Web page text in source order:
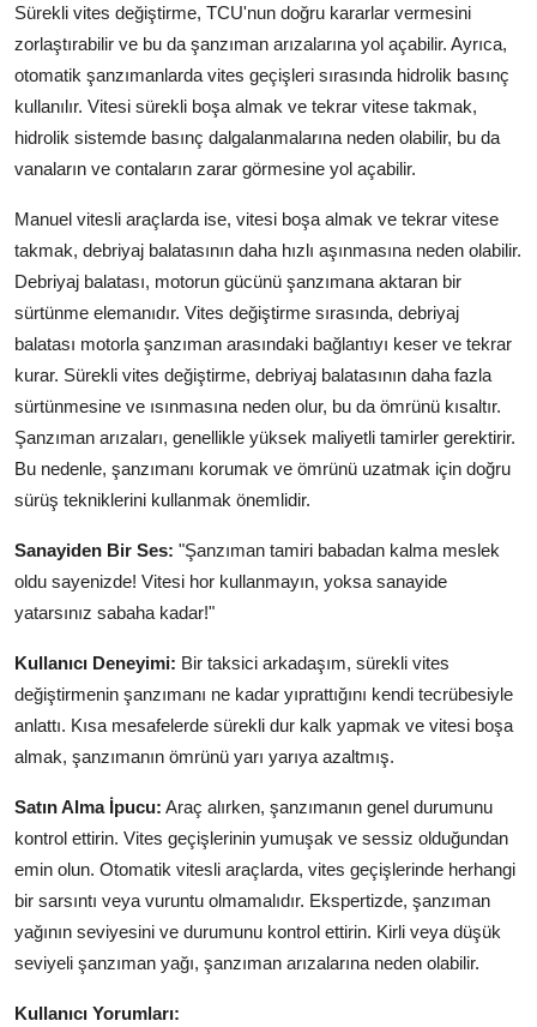
Sürekli vites değiştirme, TCU'nun doğru kararlar vermesini
zorlaştırabilir ve bu da şanzıman arızalarına yol açabilir. Ayrıca,
otomatik şanzımanlarda vites geçişleri sırasında hidrolik basınç
kullanılır. Vitesi sürekli boşa almak ve tekrar vitese takmak,
hidrolik sistemde basınç dalgalanmalarına neden olabilir, bu da
vanaların ve contaların zarar görmesine yol açabilir.
Manuel vitesli araçlarda ise, vitesi boşa almak ve tekrar vitese
takmak, debriyaj balatasının daha hızlı aşınmasına neden olabilir.
Debriyaj balatası, motorun gücünü şanzımana aktaran bir
sürtünme elemanıdır. Vites değiştirme sırasında, debriyaj
balatası motorla şanzıman arasındaki bağlantıyı keser ve tekrar
kurar. Sürekli vites değiştirme, debriyaj balatasının daha fazla
sürtünmesine ve ısınmasına neden olur, bu da ömrünü kısaltır.
Şanzıman arızaları, genellikle yüksek maliyetli tamirler gerektirir.
Bu nedenle, şanzımanı korumak ve ömrünü uzatmak için doğru
sürüş tekniklerini kullanmak önemlidir.
Sanayiden Bir Ses: "Şanzıman tamiri babadan kalma meslek
oldu sayenizde! Vitesi hor kullanmayın, yoksa sanayide
yatarsınız sabaha kadar!"
Kullanıcı Deneyimi: Bir taksici arkadaşım, sürekli vites
değiştirmenin şanzımanı ne kadar yıprattığını kendi tecrübesiyle
anlattı. Kısa mesafelerde sürekli dur kalk yapmak ve vitesi boşa
almak, şanzımanın ömrünü yarı yarıya azaltmış.
Satın Alma İpucu: Araç alırken, şanzımanın genel durumunu
kontrol ettirin. Vites geçişlerinin yumuşak ve sessiz olduğundan
emin olun. Otomatik vitesli araçlarda, vites geçişlerinde herhangi
bir sarsıntı veya vuruntu olmamalıdır. Ekspertizde, şanzıman
yağının seviyesini ve durumunu kontrol ettirin. Kirli veya düşük
seviyeli şanzıman yağı, şanzıman arızalarına neden olabilir.
Kullanıcı Yorumları: